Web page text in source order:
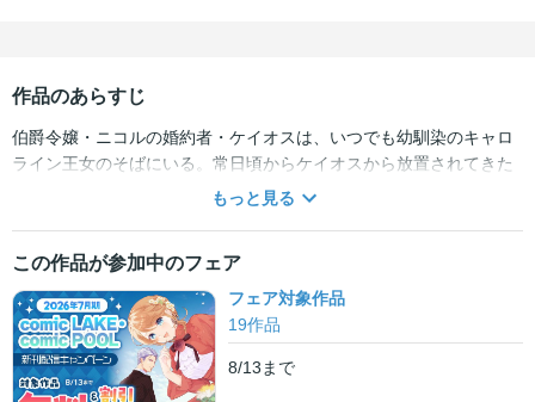
作品のあらすじ
伯爵令嬢・ニコルの婚約者・ケイオスは、いつでも幼馴染のキャロ
ライン王女のそばにいる。常日頃からケイオスから放置されてきた
結果、ニコルは「向こうが好きにしているのだから、こちらも好き
まだ事態の深刻さを理解していないようで…？両片想いをこじらせ
てしまったケイオスとニコルのドタバタすれ違いラブコメディ、待
望のコミカライズ！ 【本商品は単話コンテンツとなります。単行
本版と収録内容が異なる場合がございます。漫画内の告知等は過去
のものとなりますので、ご注意ください。】
もっと見る
この作品が参加中のフェア
フェア対象作品
19作品
8/13 まで